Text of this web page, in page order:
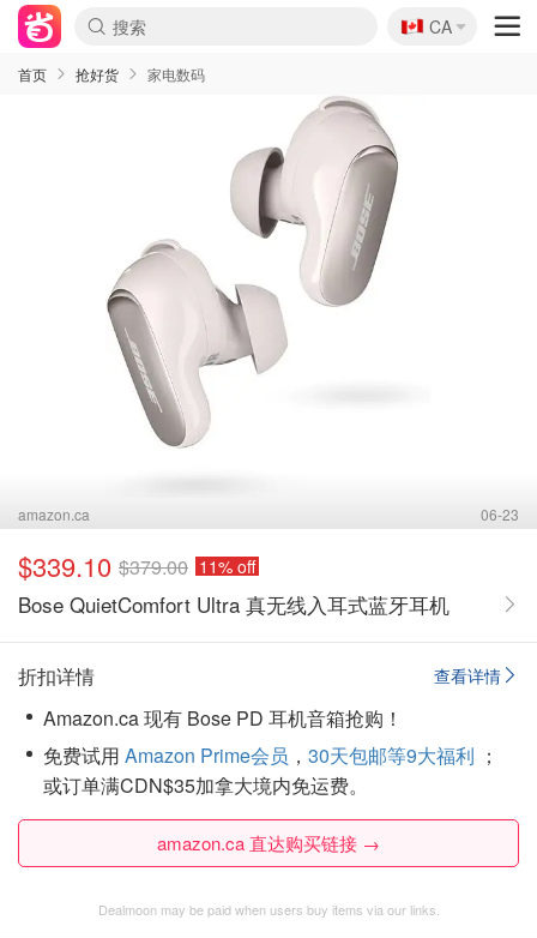
🇨🇦
CA
首页 抢好货 家电数码
amazon.ca 06-23
$339.10 $379.00 11% off
Bose QuietComfort Ultra 真无线入耳式蓝牙耳机
查看详情
折扣详情
Amazon.ca 现有 Bose PD 耳机音箱抢购！
免费试用 Amazon Prime会员 ， 30天包邮等9大福利 ；
或订单满CDN$35加拿大境内免运费。
amazon.ca 直达购买链接 →
Dealmoon may be paid when users buy items via our links.